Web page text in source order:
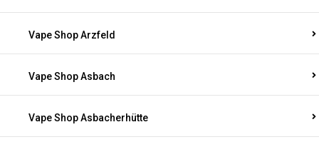
Vape Shop Arzfeld
Vape Shop Asbach
Vape Shop Asbacherhütte